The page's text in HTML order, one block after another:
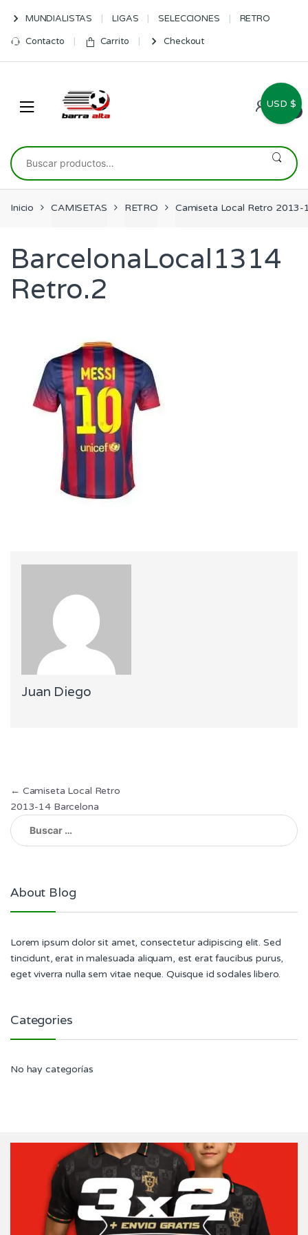
navigation
content
MUNDIALISTAS LIGAS SELECCIONES RETRO
Contacto Carrito Checkout
0
Buscar
por:
Inicio CAMISETAS RETRO Camiseta Local Retro 2013-
BarcelonaLocal1314
Retro.2
Juan Diego
Navegación
de
entradas
← Camiseta Local Retro
2013-14 Barcelona
Buscar:
About Blog
Lorem ipsum dolor sit amet, consectetur adipiscing elit. Sed
tincidunt, erat in malesuada aliquam, est erat faucibus purus,
eget viverra nulla sem vitae neque. Quisque id sodales libero.
Categories
No hay categorías
USD $